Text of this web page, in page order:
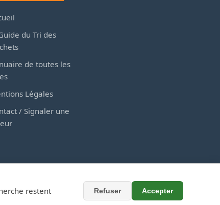
du Tri des
de toutes les
Légales
/ Signaler une
restent
Refuser Accepter